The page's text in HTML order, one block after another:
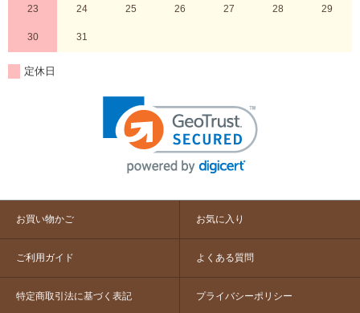
23 24 25 26 27 28 29
30 31
定休日
お買い物かご お気に入り
ご利用ガイド よくある質問
特定商取引法に基づく表記 プライバシーポリシー